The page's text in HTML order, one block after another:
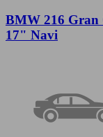
BMW 216 Gran
17" Navi